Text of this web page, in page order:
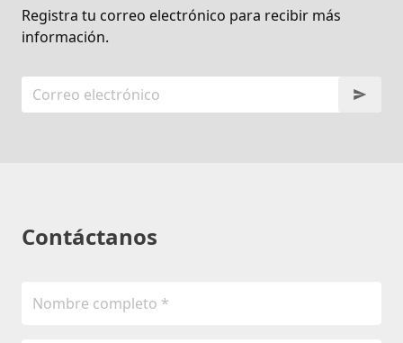
Registra tu correo electrónico para recibir más
información.
Contáctanos